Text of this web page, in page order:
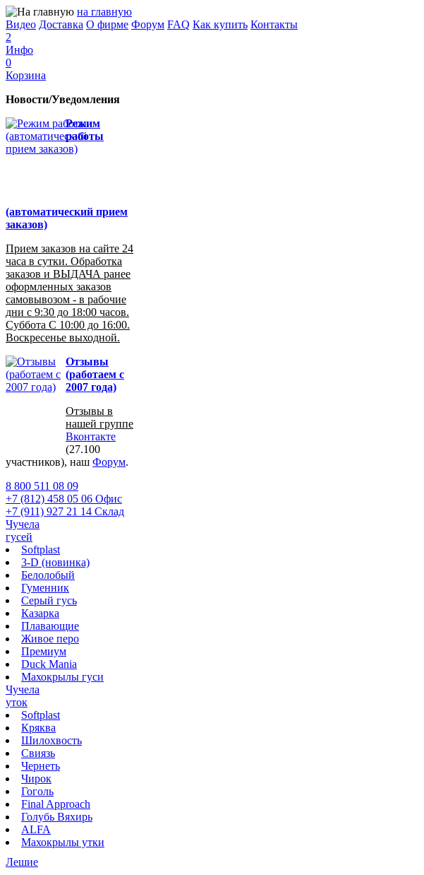
на главную
Видео Доставка О фирме Форум FAQ Как купить Контакты
2
Инфо
0
Корзина
Новости/Уведомления
Режим
работы
(автоматический прием
заказов)
Прием заказов на сайте 24
часа в сутки. Обработка
заказов и ВЫДАЧА ранее
оформленных заказов
самовывозом - в рабочие
дни с 9:30 до 18:00 часов.
Суббота С 10:00 до 16:00.
Воскресенье выходной.
Отзывы
(работаем с
2007 года)
Отзывы в
нашей группе
Вконтакте
(27.100
участников), наш Форум.
8 800 511 08 09
+7 (812) 458 05 06 Офис
+7 (911) 927 21 14 Склад
Чучела
гусей
Softplast
3-D (новинка)
Белолобый
Гуменник
Серый гусь
Казарка
Плавающие
Живое перо
Премиум
Duck Mania
Махокрылы гуси
Чучела
уток
Softplast
Кряква
Шилохвость
Свиязь
Чернеть
Чирок
Гоголь
Final Approach
Голубь Вяхирь
ALFA
Махокрылы утки
Лешие